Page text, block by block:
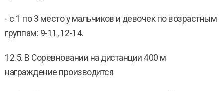
- с 1 по 3 место у мальчиков и девочек по возрастным
группам: 9-11, 12-14.
12.5. В Соревновании на дистанции 400 м
награждение производится